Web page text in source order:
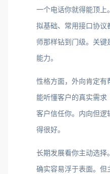
一个电话你就得能顶上
拟基础、常用接口协议
师那样钻到门级。关
能力。
性格方面，外向肯定
能听懂客户的真实需
客户信任你。内向但逻
得很好。
长期发展看你主动选择
确实容易浮于表面。但